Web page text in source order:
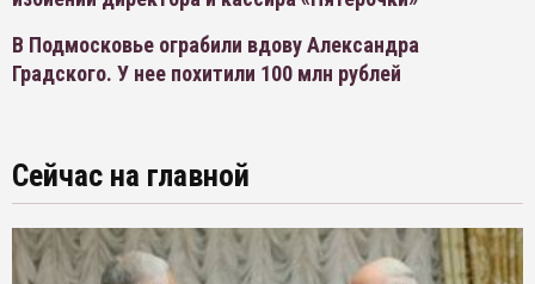
В Подмосковье ограбили вдову Александра
Градского. У нее похитили 100 млн рублей
Сейчас на главной